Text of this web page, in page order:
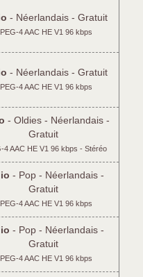
- Néerlandais - Gratuit
4 AAC HE V1 96 kbps
- Néerlandais - Gratuit
4 AAC HE V1 96 kbps
- Oldies - Néerlandais -
Gratuit
4 AAC HE V1 96 kbps - Stéréo
- Pop - Néerlandais -
Gratuit
4 AAC HE V1 96 kbps
- Pop - Néerlandais -
Gratuit
4 AAC HE V1 96 kbps